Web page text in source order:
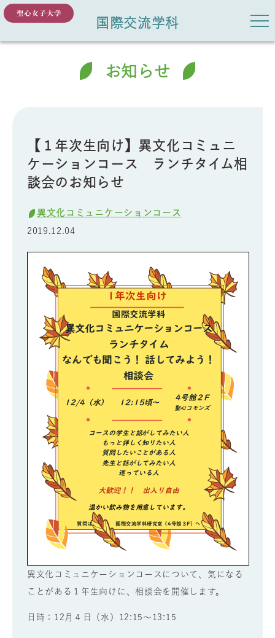
国際交流学科
お知らせ
【１年次生向け】異文化コミュニ
ケーションコース ランチタイム相
談会のお知らせ
異文化コミュニケーションコース
2019.12.04
異文化コミュニケーションコースについて、気になる
ことがある１年生向けに、相談会を開催します。
日時：12月４日（水）12:15～13:15